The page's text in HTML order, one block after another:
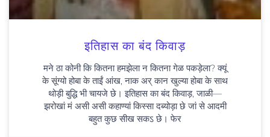
इतिहास का बंद किवाड़
मने ठा कोनी कि कितना हमझेला न कितना गेळ पकड़ेला? क्यूं
के सूंग्यो होबा के ताईं आंख, नाक अर् कान खुल्या होबा के साथ
थोड़ी बुद्धि भी चायजे छे। इतिहास का बंद किवाड़, जाळी—
झरोखां मं असी असी कहाण्यां किस्सा दब्योड़ा छे जां से आदमी
बहुत कुछ सीख सकऽ छे। फेर